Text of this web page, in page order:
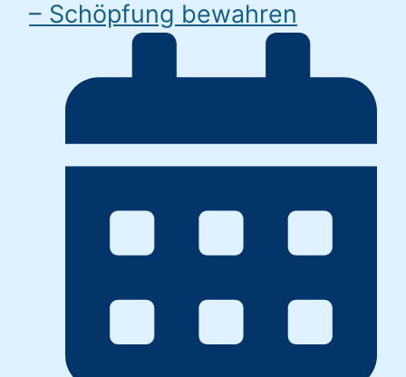
– Schöpfung bewahren